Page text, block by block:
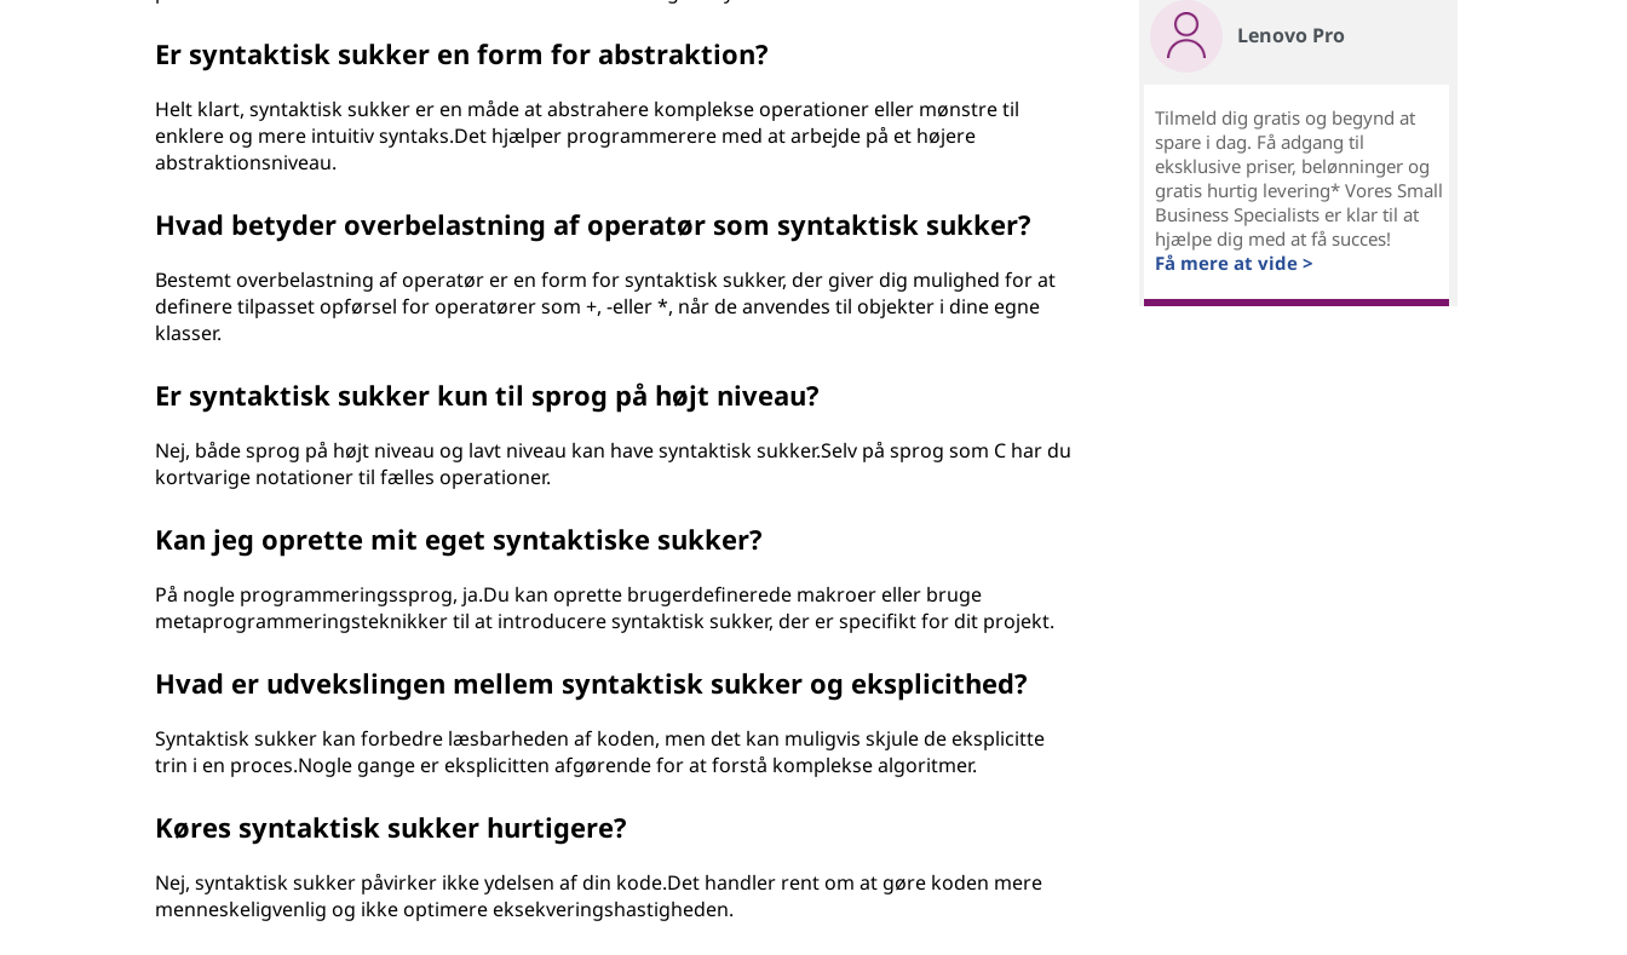
Er syntaktisk sukker en form for abstraktion?
Helt klart, syntaktisk sukker er en måde at abstrahere komplekse operationer eller mønstre til
enklere og mere intuitiv syntaks.Det hjælper programmerere med at arbejde på et højere
abstraktionsniveau.
Hvad betyder overbelastning af operatør som syntaktisk sukker?
Bestemt overbelastning af operatør er en form for syntaktisk sukker, der giver dig mulighed for at
definere tilpasset opførsel for operatører som +, -eller *, når de anvendes til objekter i dine egne
klasser.
Er syntaktisk sukker kun til sprog på højt niveau?
Nej, både sprog på højt niveau og lavt niveau kan have syntaktisk sukker.Selv på sprog som C har du
kortvarige notationer til fælles operationer.
Kan jeg oprette mit eget syntaktiske sukker?
På nogle programmeringssprog, ja.Du kan oprette brugerdefinerede makroer eller bruge
metaprogrammeringsteknikker til at introducere syntaktisk sukker, der er specifikt for dit projekt.
Hvad er udvekslingen mellem syntaktisk sukker og eksplicithed?
Syntaktisk sukker kan forbedre læsbarheden af koden, men det kan muligvis skjule de eksplicitte
trin i en proces.Nogle gange er eksplicitten afgørende for at forstå komplekse algoritmer.
Køres syntaktisk sukker hurtigere?
Nej, syntaktisk sukker påvirker ikke ydelsen af din kode.Det handler rent om at gøre koden mere
menneskeligvenlig og ikke optimere eksekveringshastigheden.
Lenovo Pro
Tilmeld dig gratis og begynd at
spare i dag. Få adgang til
eksklusive priser, belønninger og
gratis hurtig levering* Vores Small
Business Specialists er klar til at
hjælpe dig med at få succes!
Få mere at vide >